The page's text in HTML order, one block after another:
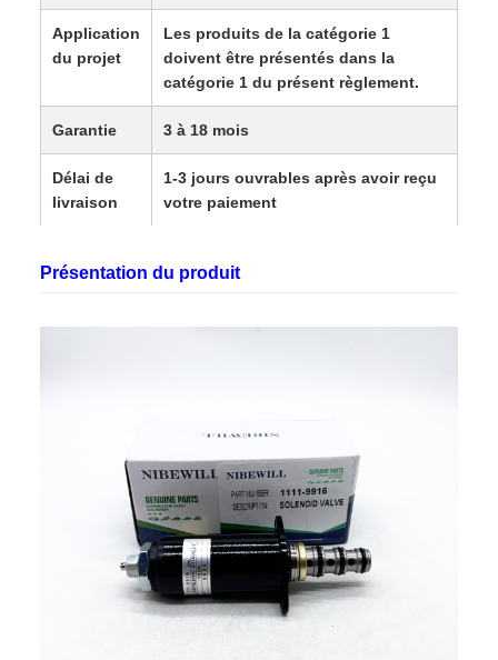
Application
du projet
Les produits de la catégorie 1
doivent être présentés dans la
catégorie 1 du présent règlement.
Garantie 3 à 18 mois
Délai de
livraison
1-3 jours ouvrables après avoir reçu
votre paiement
maritime/DHL/UPS/Fedex/TNT
Le taux de change de la monnaie est
Le montant de l'impôt sur les
sociétés est calculé en fonction du
montant de l'impôt sur les sociétés.
Régions de
Europe, États-Unis, Canada,
Amérique du Sud, Afrique, Moyen
Orient
Présentation du produit